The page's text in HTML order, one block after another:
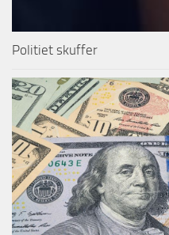
Politiet skuffer